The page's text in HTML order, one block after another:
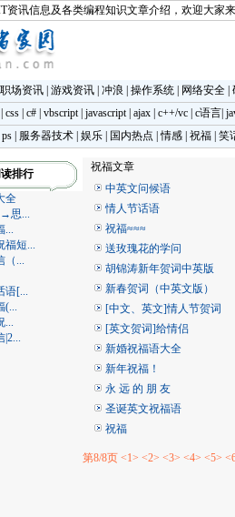
资讯信息及各类编程知识文章介绍，欢迎大家
职场资讯| 游戏资讯| 冲浪 操作系统| 网络安全|
css| c#| vbscript| javascript| ajax| c++/vc| c语言|
ps| 服务器技术| 娱乐| 国内热点 |情感| 祝福| 笑
排行
全
思...
...
福短...
（...
语[...
(...
...
|2...
祝福文章
中英文问候语
情人节话语
祝福≈≈≈
送玫瑰花的学问
胡锦涛新年贺词中英版
新春贺词（中英文版）
[中文、英文]情人节贺词
[英文贺词]给情侣
新婚祝福语大全
新年祝福！
永 远 的 朋 友
圣诞英文祝福语
祝福
第8/8页 <1> <2> <3> <4> <5>